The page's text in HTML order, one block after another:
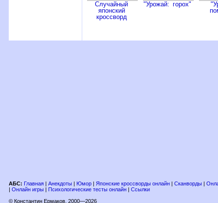
Случайный
японский
кроссворд
"Урожай: горох"
АБС: Главная | Анекдоты | Юмор | Японские кроссворды онлайн | Сканворды |
| Онлайн игры | Психологические тесты онлайн | Ссылки
© Константин Ермаков, 2000—2026